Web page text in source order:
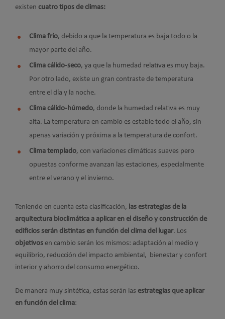
existen cuatro tipos de climas:
Clima frío, debido a que la temperatura es baja todo o la
mayor parte del año.
Clima cálido-seco, ya que la humedad relativa es muy baja.
Por otro lado, existe un gran contraste de temperatura
entre el día y la noche.
Clima cálido-húmedo, donde la humedad relativa es muy
alta. La temperatura en cambio es estable todo el año, sin
apenas variación y próxima a la temperatura de confort.
Clima templado, con variaciones climáticas suaves pero
opuestas conforme avanzan las estaciones, especialmente
entre el verano y el invierno.
Teniendo en cuenta esta clasificación, las estrategias de la
arquitectura bioclimática a aplicar en el diseño y construcción de
edificios serán distintas en función del clima del lugar. Los
objetivos en cambio serán los mismos: adaptación al medio y
equilibrio, reducción del impacto ambiental, bienestar y confort
interior y ahorro del consumo energético.
De manera muy sintética, estas serán las estrategias que aplicar
en función del clima: